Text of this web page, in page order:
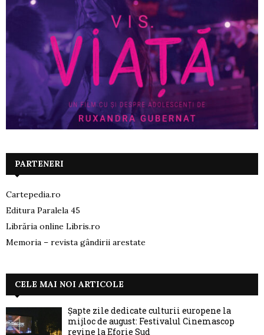
PARTENERI
Cartepedia.ro
Editura Paralela 45
Librăria online Libris.ro
Memoria – revista gândirii arestate
CELE MAI NOI ARTICOLE
Șapte zile dedicate culturii europene la
mijloc de august: Festivalul Cinemascop
revine la Eforie Sud